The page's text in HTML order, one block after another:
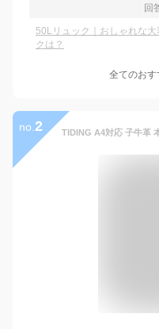
回
50Lリュック｜おしゃれな
クは？
全てのおす
no. 2